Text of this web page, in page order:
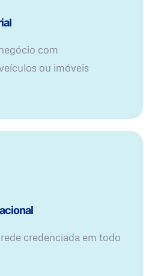
com
ou imóveis
credenciada em todo